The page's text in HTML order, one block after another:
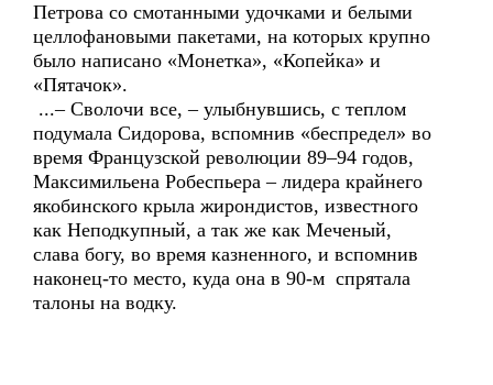
Петрова со смотанными удочками и белыми
целлофановыми пакетами, на которых крупно
было написано «Монетка», «Копейка» и
«Пятачок».
...– Сволочи все, – улыбнувшись, с теплом
подумала Сидорова, вспомнив «беспредел» во
время Французской революции 89–94 годов,
Максимильена Робеспьера – лидера крайнего
якобинского крыла жирондистов, известного
как Неподкупный, а так же как Меченый,
слава богу, во время казненного, и вспомнив
наконец-то место, куда она в 90-м спрятала
талоны на водку.